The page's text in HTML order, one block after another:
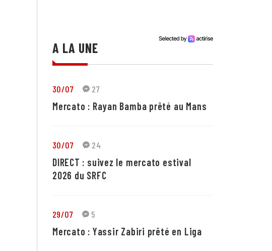
A LA UNE
30/07 27
Mercato : Rayan Bamba prêté au Mans
30/07 24
DIRECT : suivez le mercato estival
2026 du SRFC
29/07 5
Mercato : Yassir Zabiri prêté en Liga